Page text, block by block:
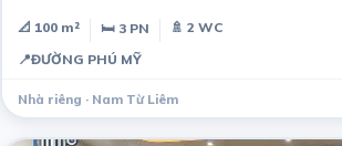
📐 100 m² 🛏 3 PN
🚿 2 WC
📍ĐƯỜNG PHÚ MỸ
Nhà riêng · Nam Từ Liêm